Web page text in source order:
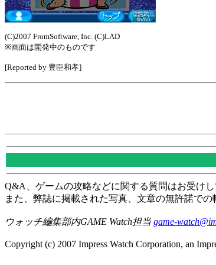
(C)2007 FromSoftware, Inc. (C)LAD
※画面は開発中のものです
[Reported by 豊臣和孝]
Q&A、ゲームの攻略などに関する質問はお受け
また、弊誌に掲載された写真、文章の無許諾で
ウォッチ編集部内GAME Watch担当 game-
Copyright (c) 2007 Impress Watch Corporation, an